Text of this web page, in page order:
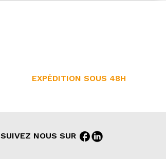
EXPÉDITION SOUS 48H
SUIVEZ NOUS SUR facebook